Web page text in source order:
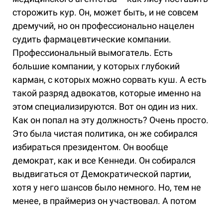
сторожить кур. Он, может быть, и не совсем
дремучий, но он профессионально нацелен
судить фармацевтические компании.
Профессиональный вымогатель. Есть
большие компании, у которых глубокий
карман, с которых можно сорвать куш. А есть
такой разряд адвокатов, которые именно на
этом специализируются. Вот он один из них.
Как он попал на эту должность? Очень просто.
Это была чистая политика, он же собирался
избираться президентом. Он вообще
демократ, как и все Кеннеди. Он собирался
выдвигаться от Демократической партии,
хотя у него шансов было немного. Но, тем не
менее, в праймериз он участвовал. А потом